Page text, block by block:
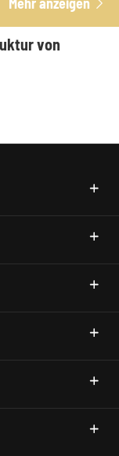
Mehr anzeigen 
von